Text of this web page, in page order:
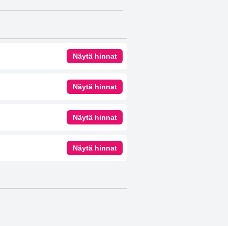
Näytä hinnat
Näytä hinnat
Näytä hinnat
Näytä hinnat